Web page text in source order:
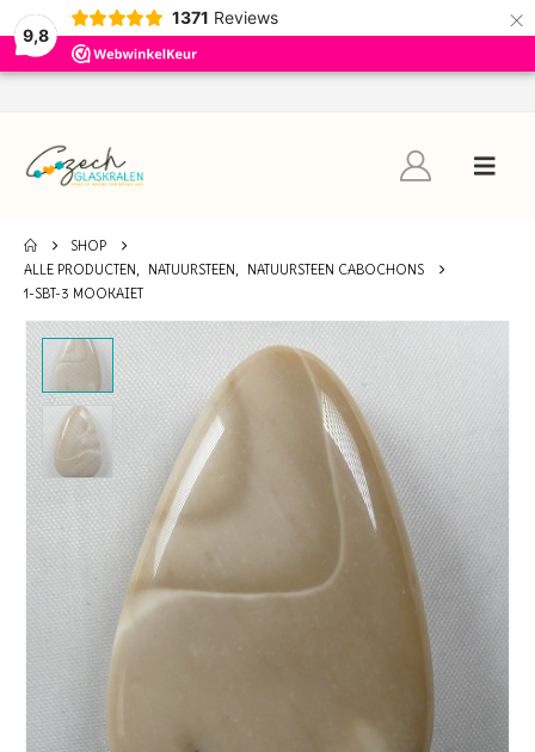
9,8
1371 Reviews ×
SHOP
ALLE PRODUCTEN, NATUURSTEEN,
NATUURSTEEN CABOCHONS
1-SBT-3 MOOKAIET